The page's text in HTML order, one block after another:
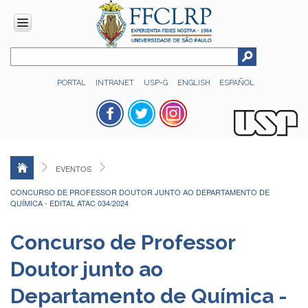
PORTAL INTRANET USP-G ENGLISH ESPAÑOL
INSTITUCIONAL
Histórico
Administração
Organograma
Gestão
FFCLRP
-
60
anos
EVENTOS
CONCURSO DE PROFESSOR DOUTOR JUNTO AO DEPARTAMENTO DE
QUÍMICA - EDITAL ATAC 034/2024
Concurso de Professor
Doutor junto ao
Departamento de Química -